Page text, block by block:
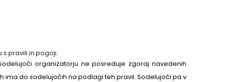
pravili in pogoji.
organizatorju ne posreduje zgoraj navedenih
ima do sodelujočih na podlagi teh pravil. Sodelujoči pa v